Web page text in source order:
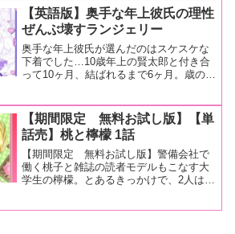
びの舞踏会。「よかったら一曲、おれと
踊るか？」そう差し出された...
【英語版】奥手な年上彼氏の理性
ぜんぶ壊すランジェリー
奥手な年上彼氏が選んだのはスケスケな
下着でした…10歳年上の賢太郎と付き合
って10ヶ月、結ばれるまで6ヶ月。歳の差
いるこの状況を打破するにはーーーセク
シーランジェリーし...
【期間限定 無料お試し版】【単
話売】桃と檸檬 1話
【期間限定 無料お試し版】警備会社で
働く桃子と雑誌の読者モデルもこなす大
学生の檸檬。とあるきっかけで、2人は小